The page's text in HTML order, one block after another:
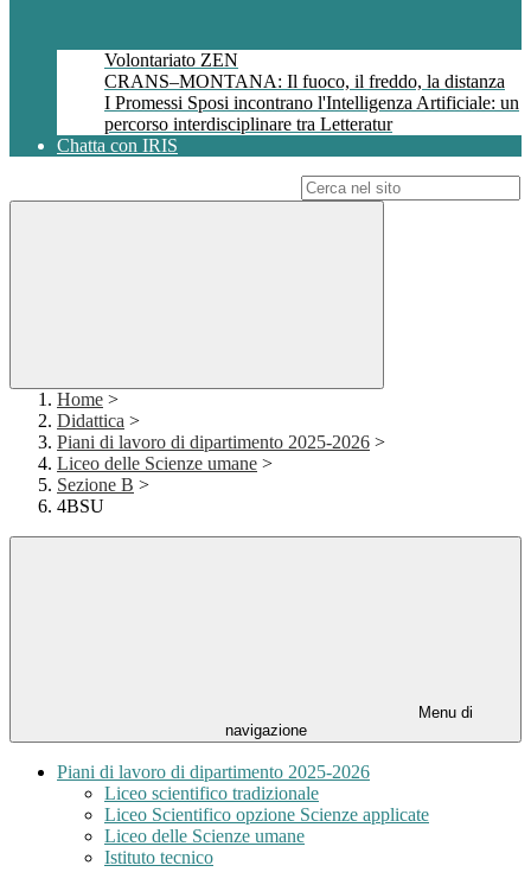
Volontariato ZEN
CRANS–MONTANA: Il fuoco, il freddo, la distanza
I Promessi Sposi incontrano l'Intelligenza Artificiale: un
percorso interdisciplinare tra Letteratur
Chatta con IRIS
Home >
Didattica >
Piani di lavoro di dipartimento 2025-2026 >
Liceo delle Scienze umane >
Sezione B >
4BSU
Menu di
navigazione
Piani di lavoro di dipartimento 2025-2026
Liceo scientifico tradizionale
Liceo Scientifico opzione Scienze applicate
Liceo delle Scienze umane
Istituto tecnico